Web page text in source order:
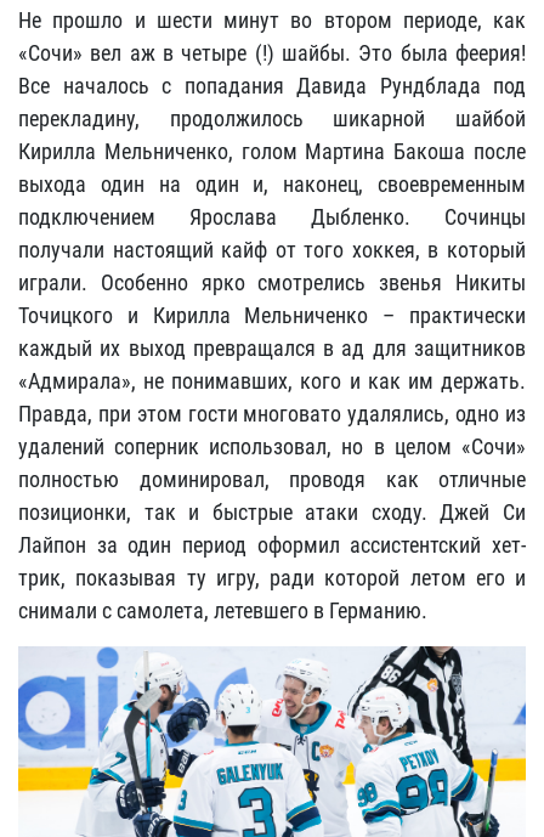
Не прошло и шести минут во втором периоде, как
«Сочи» вел аж в четыре (!) шайбы. Это была феерия!
Все началось с попадания Давида Рундблада под
перекладину, продолжилось шикарной шайбой
Кирилла Мельниченко, голом Мартина Бакоша после
выхода один на один и, наконец, своевременным
подключением Ярослава Дыбленко. Сочинцы
получали настоящий кайф от того хоккея, в который
играли. Особенно ярко смотрелись звенья Никиты
Точицкого и Кирилла Мельниченко – практически
каждый их выход превращался в ад для защитников
«Адмирала», не понимавших, кого и как им держать.
Правда, при этом гости многовато удалялись, одно из
удалений соперник использовал, но в целом «Сочи»
полностью доминировал, проводя как отличные
позиционки, так и быстрые атаки сходу. Джей Си
Лайпон за один период оформил ассистентский хет-
трик, показывая ту игру, ради которой летом его и
снимали с самолета, летевшего в Германию.